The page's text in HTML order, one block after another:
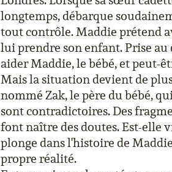
longtemps, débarque
tout contrôle. Maddie prétend
lui prendre son enfant. Prise
aider Maddie, le bébé, et peut-
Mais la situation devient de
nommé Zak, le père du bébé,
sont contradictoires. Des
font naître des doutes. Est-elle
plonge dans l'histoire de
propre réalité.